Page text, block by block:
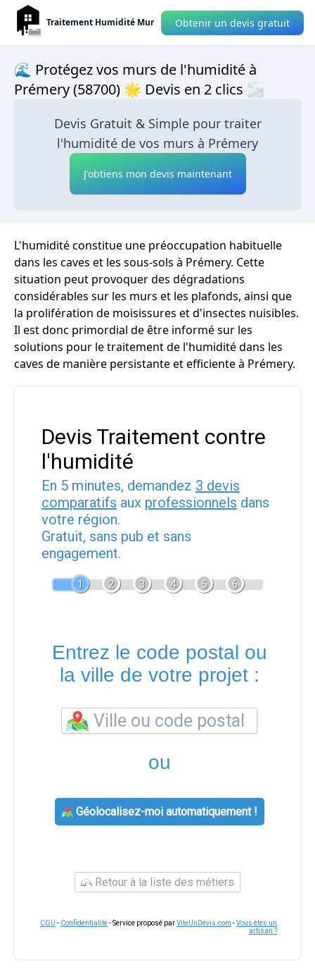
Traitement Humidité Mur Obtenir un devis gratuit
🌊 Protégez vos murs de l'humidité à
Prémery (58700) 🌟 Devis en 2 clics 🌫
Devis Gratuit & Simple pour traiter
l'humidité de vos murs à Prémery
J'obtiens mon devis maintenant
L'humidité constitue une préoccupation habituelle
dans les caves et les sous-sols à Prémery. Cette
situation peut provoquer des dégradations
considérables sur les murs et les plafonds, ainsi que
la prolifération de moisissures et d'insectes nuisibles.
Il est donc primordial de être informé sur les
solutions pour le traitement de l'humidité dans les
caves de manière persistante et efficiente à Prémery.
Devis Traitement contre
l'humidité
En 5 minutes, demandez 3 devis
comparatifs aux professionnels dans
votre région.
Gratuit, sans pub et sans
engagement.
1 2 3 4 5 6
Entrez le code postal ou
la ville de votre projet :
ou
Géolocalisez-moi automatiquement !
Retour à la liste des métiers
CGU - Confidentialité- Service proposé parViteUnDevis.com -Vous êtes un
artisan ?